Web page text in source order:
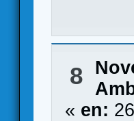
8
« en: